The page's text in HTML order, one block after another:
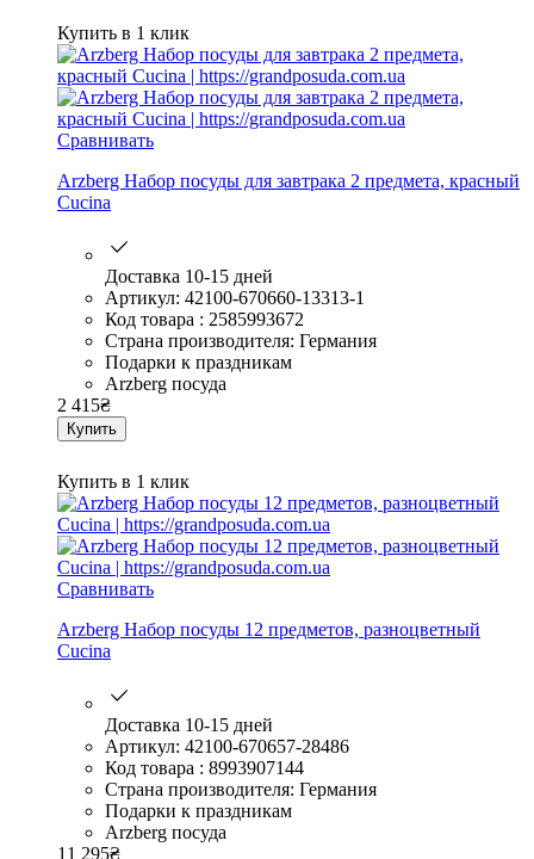
Купить в 1 клик
Сравнивать
Arzberg Набор посуды для завтрака 2 предмета, красный
Cucina
Доставка 10-15 дней
Артикул: 42100-670660-13313-1
Код товара : 2585993672
Страна производителя: Германия
Подарки к праздникам
Arzberg посуда
2 415₴
Купить
Купить в 1 клик
Сравнивать
Arzberg Набор посуды 12 предметов, разноцветный
Cucina
Доставка 10-15 дней
Артикул: 42100-670657-28486
Код товара : 8993907144
Страна производителя: Германия
Подарки к праздникам
Arzberg посуда
11 295₴